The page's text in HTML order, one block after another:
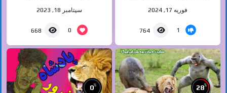
فوریه 17, 2024
1
764
سپتامبر 18, 2023
0
668
28%
0%